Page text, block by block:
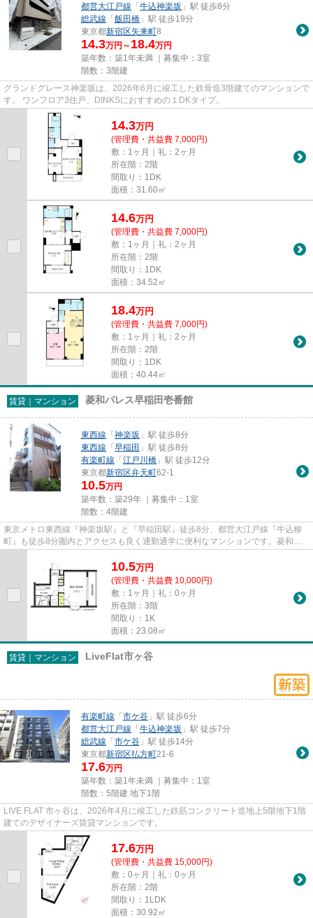
都営大江戸線 「 牛込神楽坂 」駅 徒歩8分
総武線 「 飯田橋 」駅 徒歩19分
東京都新宿区矢来町8
14.3万円～ 18.4万円
築年数：築1年未満 ｜募集中： 3室
階数：3階建
グランドグレース神楽坂は、2026年6月に竣工した鉄骨造3階建てのマンションで
す。 ワンフロア3住戸、DINKSにおすすめの１DKタイプ。
14.3万円
(管理費・共益費 7,000円)
敷：1ヶ月｜礼：2ヶ月
所在階：2階
間取り：1DK
面積：31.60㎡
14.6万円
(管理費・共益費 7,000円)
敷：1ヶ月｜礼：2ヶ月
所在階：2階
間取り：1DK
面積：34.52㎡
18.4万円
(管理費・共益費 7,000円)
敷：1ヶ月｜礼：2ヶ月
所在階：2階
間取り：1DK
面積：40.44㎡
賃貸｜マンション 菱和パレス早稲田壱番館
東西線 「 神楽坂 」駅 徒歩8分
東西線 「 早稲田 」駅 徒歩8分
有楽町線 「 江戸川橋 」駅 徒歩12分
東京都新宿区弁天町62-1
10.5万円
築年数：築29年 ｜募集中： 1室
階数：4階建
東京メトロ東西線『神楽坂駅』と『早稲田駅』徒歩8分、都営大江戸線『牛込柳
町』も徒歩8分圏内とアクセスも良く通勤通学に便利なマンションです。菱和パ
10.5万円
(管理費・共益費 10,000円)
敷：1ヶ月｜礼：0ヶ月
所在階：3階
間取り：1K
面積：23.08㎡
賃貸｜マンション LiveFlat市ヶ谷
有楽町線 「 市ケ谷 」駅 徒歩6分
都営大江戸線 「 牛込神楽坂 」駅 徒歩7分
総武線 「 市ケ谷 」駅 徒歩14分
東京都新宿区払方町21-6
17.6万円
築年数：築1年未満 ｜募集中： 1室
階数：5階建 地下1階
LIVE FLAT 市ヶ谷は、2026年4月に竣工した鉄筋コンクリート造地上5階地下1階
建てのデザイナーズ賃貸マンションです。
17.6万円
(管理費・共益費 15,000円)
敷：0ヶ月｜礼：0ヶ月
所在階：2階
間取り：1LDK
面積：30.92㎡